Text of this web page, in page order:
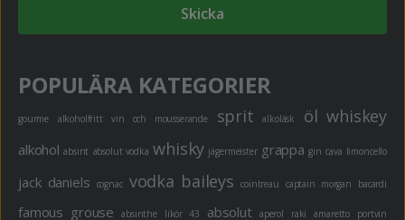
Skicka
POPULÄRA KATEGORIER
gourme alkoholfritt vin och mousserande sprit alkoläsk öl whiskey
alkohol absint absolut vodka whisky jägermeister grappa gin cava limoncello
jack daniels cognac vodka baileys cointreau captain morgan bacardi
famous grouse absinthe likör 43 absolut aperol raki amaretto portvin